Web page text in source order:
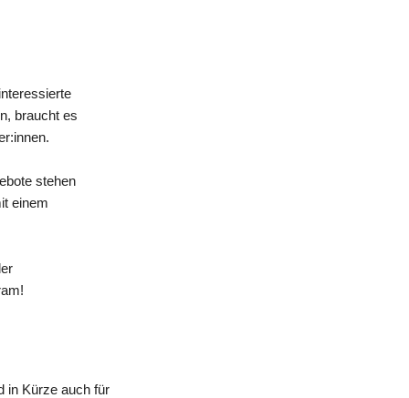
braucht es
stehen
einem
in Kürze auch für